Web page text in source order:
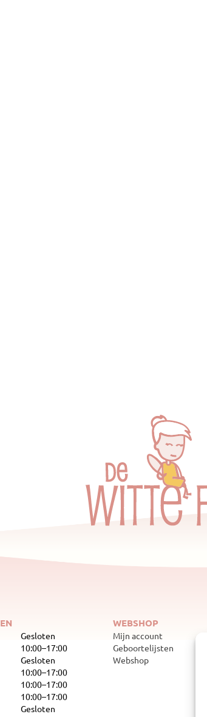
Gesloten
10:00–17:00
Gesloten
10:00–17:00
10:00–17:00
10:00–17:00
Gesloten
WEBSHOP
Mijn account
Geboortelijsten
Webshop